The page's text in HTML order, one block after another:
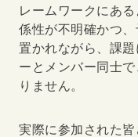
レームワークにあ
係性が不明確かつ
置かれながら、課
ーとメンバー同士
りません。
実際に参加された